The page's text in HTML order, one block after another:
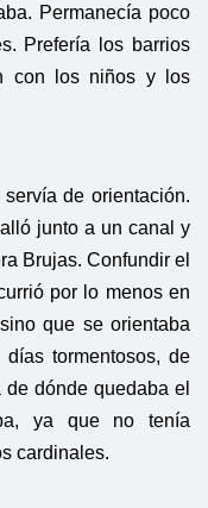
Permanecía poco
Prefería los barrios
con los niños y los
de orientación.
junto a un canal y
Brujas. Confundir el
por lo menos en
que se orientaba
tormentosos, de
dónde quedaba el
ya que no tenía
cardinales.